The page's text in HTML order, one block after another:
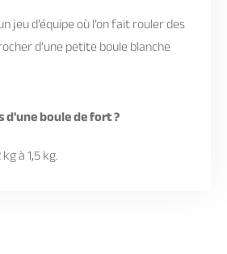
jeu d’équipe où l’on fait rouler des
d’une petite boule blanche
d'une boule de fort ?
à 1,5 kg.